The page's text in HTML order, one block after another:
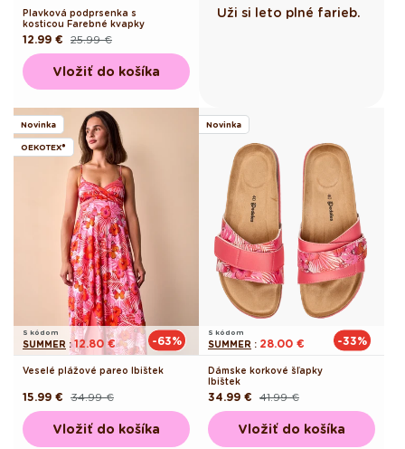
Plavková podprsenka s
kosticou Farebné kvapky
Pôvodná
cena
25.99 €
Akciová
cena
12.99 €
Vložiť do košíka
Uži si leto plné farieb.
Novinka
OEKOTEX®
S kódom
SUMMER :12.80 € -63%
Veselé plážové pareo Ibištek
Pôvodná
cena
34.99 €
Akciová
cena
15.99 €
Vložiť do košíka
Novinka
S kódom
SUMMER : 28.00 € -33%
Dámske korkové šľapky
Ibištek
Pôvodná
cena
41.99 €
Akciová
cena
34.99 €
Vložiť do košíka